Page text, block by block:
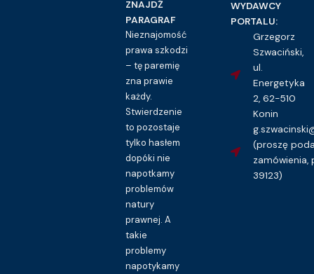
ZNAJDŹ
PARAGRAF
Nieznajomość
prawa szkodzi
– tę paremię
zna prawie
każdy.
Stwierdzenie
to pozostaje
tylko hasłem
dopóki nie
napotkamy
problemów
natury
prawnej. A
takie
problemy
napotykamy
WYDAWCY
PORTALU:
Grzegorz
Szwaciński,
ul.
Energetyka
2, 62-510
Konin
(proszę
zamówienia,
39123)